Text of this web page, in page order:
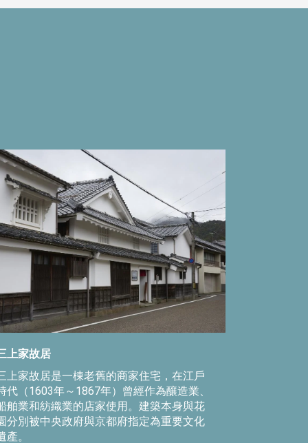
上家故居
上家故居是一棟老舊的商家住宅，在江戶
代（1603年～1867年）曾經作為釀造業、
舶業和紡織業的店家使用。建築本身與花
分別被中央政府與京都府指定為重要文化
產。